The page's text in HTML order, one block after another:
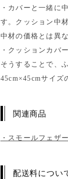
・カバーと一緒に
す。クッション中
中材の価格とは異
・クッションカバ
そうすることで、
45cm×45cmサイズ
関連商品
・スモールフェザ
配送料につい